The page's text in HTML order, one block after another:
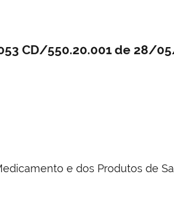
CD/550.20.001 de 28/
e dos Produtos de